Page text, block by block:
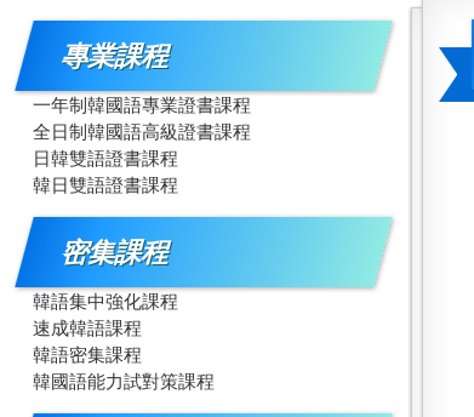
專業課程
一年制韓國語專業證書課程
全日制韓國語高級證書課程
日韓雙語證書課程
韓日雙語證書課程
密集課程
韓語集中強化課程
速成韓語課程
韓語密集課程
韓國語能力試對策課程